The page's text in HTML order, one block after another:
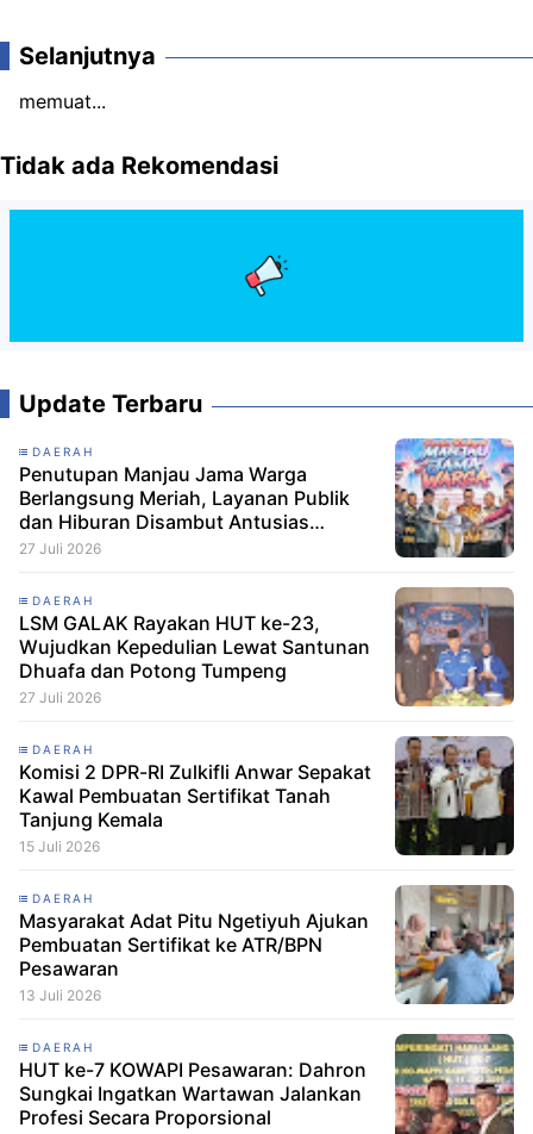
Selanjutnya
memuat...
Tidak ada Rekomendasi
Update Terbaru
DAERAH
Penutupan Manjau Jama Warga
Berlangsung Meriah, Layanan Publik
dan Hiburan Disambut Antusias
Masyarakat
27 Juli 2026
DAERAH
LSM GALAK Rayakan HUT ke-23,
Wujudkan Kepedulian Lewat Santunan
Dhuafa dan Potong Tumpeng
27 Juli 2026
DAERAH
Komisi 2 DPR-RI Zulkifli Anwar Sepakat
Kawal Pembuatan Sertifikat Tanah
Tanjung Kemala
15 Juli 2026
DAERAH
Masyarakat Adat Pitu Ngetiyuh Ajukan
Pembuatan Sertifikat ke ATR/BPN
Pesawaran
13 Juli 2026
DAERAH
HUT ke-7 KOWAPI Pesawaran: Dahron
Sungkai Ingatkan Wartawan Jalankan
Profesi Secara Proporsional